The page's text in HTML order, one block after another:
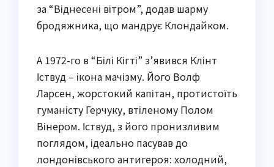
за “Віднесені вітром”, додав шарму
бродяжника, що мандрує Клондайком.
А 1972-го в “Білі Кігті” з’явився Клінт
Іствуд – ікона мачізму. Його Волф
Ларсен, жорстокий капітан, протистоїть
гуманісту Герчуку, втіленому Полом
Вінером. Іствуд, з його пронизливим
поглядом, ідеально пасував до
лондонівського антигероя: холодний,